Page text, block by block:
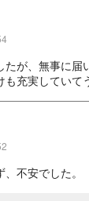
たが、無事に届
充実していて
不安でした。